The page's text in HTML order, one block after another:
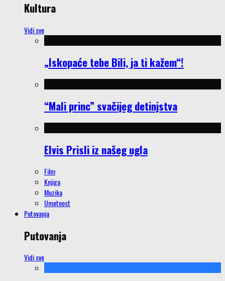
Kultura
Vidi sve
„Iskopaće tebe Bili, ja ti kažem“!
“Mali princ” svačijeg detinjstva
Elvis Prisli iz našeg ugla
Film
Knjiga
Muzika
Umetnost
Putovanja
Putovanja
Vidi sve